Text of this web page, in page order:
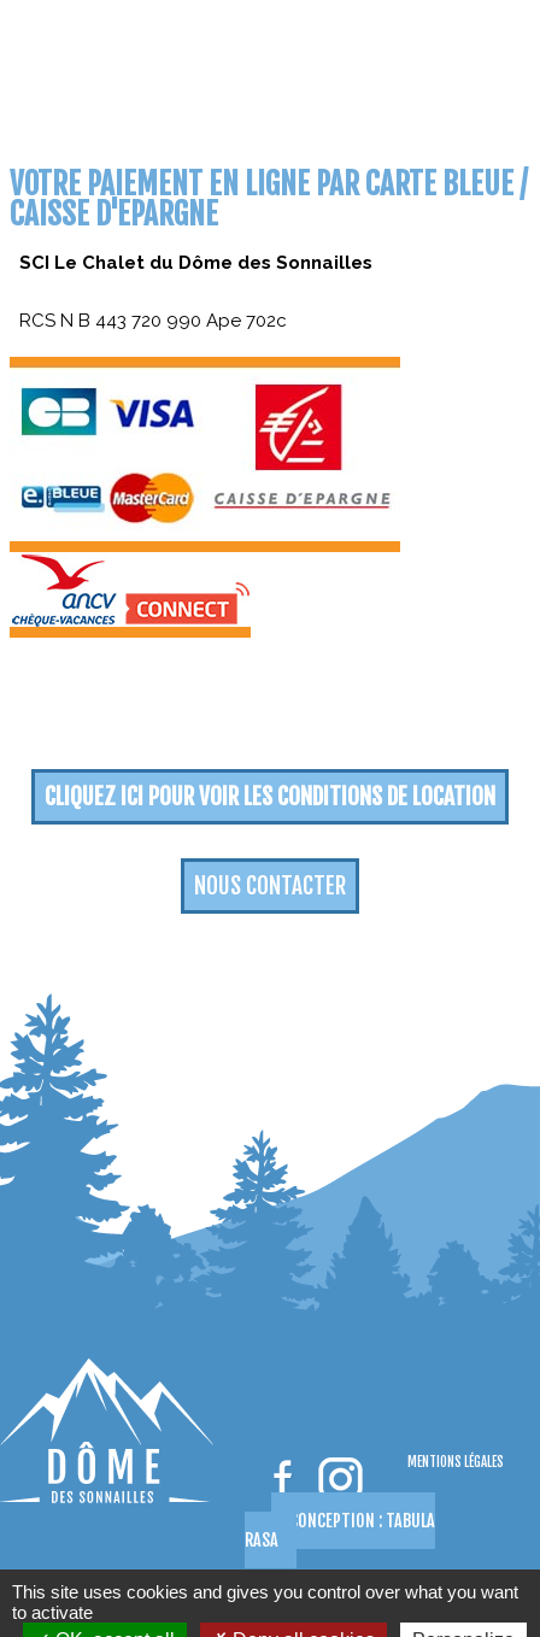
VOTRE PAIEMENT EN LIGNE PAR CARTE BLEUE /
CAISSE D'EPARGNE
SCI Le Chalet du Dôme des Sonnailles
RCS N B 443 720 990 Ape 702c
CLIQUEZ ICI POUR VOIR LES CONDITIONS DE LOCATION
NOUS CONTACTER
MENTIONS LÉGALES
CONCEPTION : TABULA
RASA
This site uses cookies and gives you control over what you want
to activate